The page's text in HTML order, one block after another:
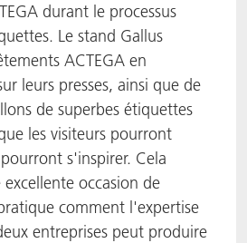
durant le processus
Le stand Gallus
ACTEGA en
leurs presses, ainsi que de
de superbes étiquettes
les visiteurs pourront
s'inspirer. Cela
occasion de
comment l'expertise
entreprises peut produire